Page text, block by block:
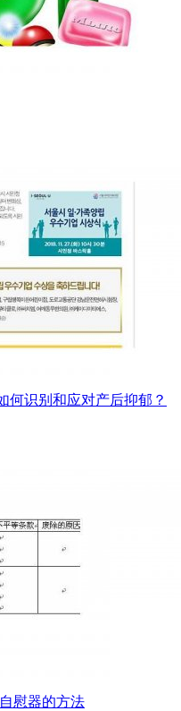
何识别和应对产后抑郁？
慰器的方法